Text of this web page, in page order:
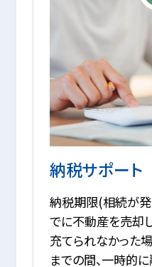
納税サポート
納税期限(相続が
でに不動産を売却
充てられなかった
までの間、一時的